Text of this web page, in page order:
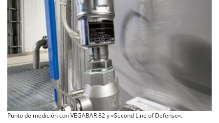
Punto de medición con VEGABAR 82 y «Second Line of Defense».